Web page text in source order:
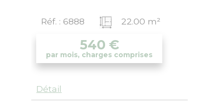
540 €
par mois, charges comprises
Réf. : 6888 22.00 m²
Détail